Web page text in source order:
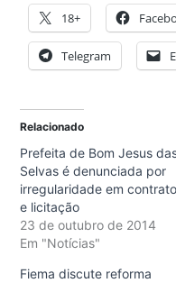
18+
Telegram
Relacionado
Prefeita de Bom Jesus
Selvas é denunciada por
irregularidade em
e licitação
23 de outubro de 2014
Em "Notícias"
Fiema discute reforma